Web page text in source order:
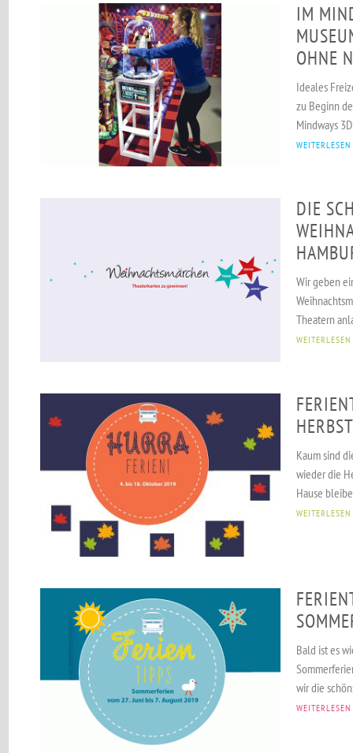
IM
OHNE
Ideales
zu Beginn
Mindways
WEITERLESEN
DIE
Wir geben
Theatern
WEITERLESEN
Kaum sind
wieder die
Hause
WEITERLESEN
Bald ist es
wir die
WEITERLESEN